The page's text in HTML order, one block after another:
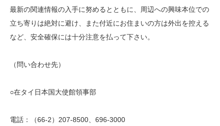
最新の関連情報の入手に努めるとともに、周辺への興味本位での
立ち寄りは絶対に避け、また付近にお住まいの方は外出を控える
など、 安全確保には十分注意を払って下さい。
（問い合わせ先）
○在タイ日本国大使館領事部
電話：（66-2）207-8500、696-3000